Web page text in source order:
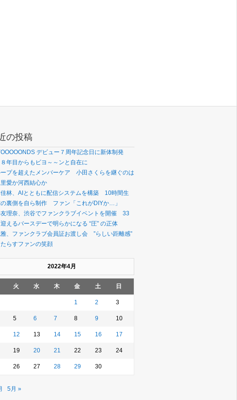
の投稿
デビュー７周年記念日に新体制発
年目からもビヨ～～ンと自在に
ープを超えたメンバーケア 小田さくらを継ぐのは
愛か河西結心か
林、AIとともに配信システムを構築 10時間生
裏側を自ら制作 ファン「これがDIYか…」
理奈、渋谷でファンクラブイベントを開催 33
えるバースデーで明らかになる “圧” の正体
、ファンクラブ会員証お渡し会 ”らしい距離感”
らすファンの笑顔
2022年4月
火 水 木 金 土 日
1 2 3
5 6 7 8 9 10
12 13 14 15 16 17
19 20 21 22 23 24
26 27 28 29 30
5月 »